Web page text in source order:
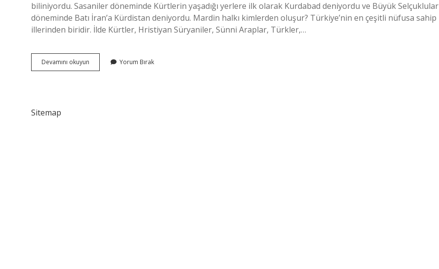
biliniyordu. Sasaniler döneminde Kürtlerin yaşadığı yerlere ilk olarak Kurdabad deniyordu ve Büyük Selçuklular
döneminde Batı İran’a Kürdistan deniyordu. Mardin halkı kimlerden oluşur? Türkiye’nin en çeşitli nüfusa sahip
illerinden biridir. İlde Kürtler, Hristiyan Süryaniler, Sünni Araplar, Türkler,…
Devamını okuyun
Kürtleri
Yorum Bırak
Sitemap